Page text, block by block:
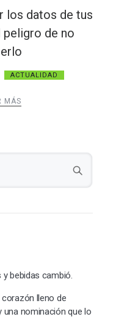
los datos de tus
de no
ACTUALIDAD
MÁS
bebidas cambió.
lleno de
una nominación que lo